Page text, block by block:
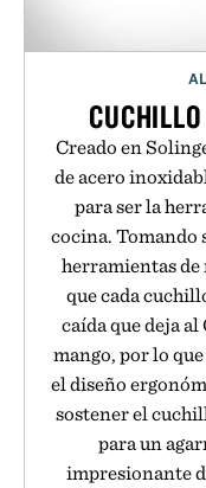
Creado en
de acero
para ser la
cocina. Tomando
herramientas de
que cada
caída que deja
mango, por lo
el diseño
sostener el
para un
impresionante